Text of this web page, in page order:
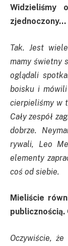
Widzieliśmy
zjednoczony…
Tak. Jest
mamy świetny
oglądali
boisku i
cierpieliśmy w
Cały zespół
dobrze.
rywali, Leo
elementy
coś od siebie.
Mieliście
publicznością.
Oczywiście,